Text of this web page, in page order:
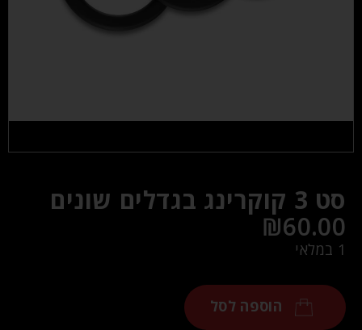
סט 3 קוקרינג בגדלים שונים
₪60.00
1 במלאי
הוספה לסל